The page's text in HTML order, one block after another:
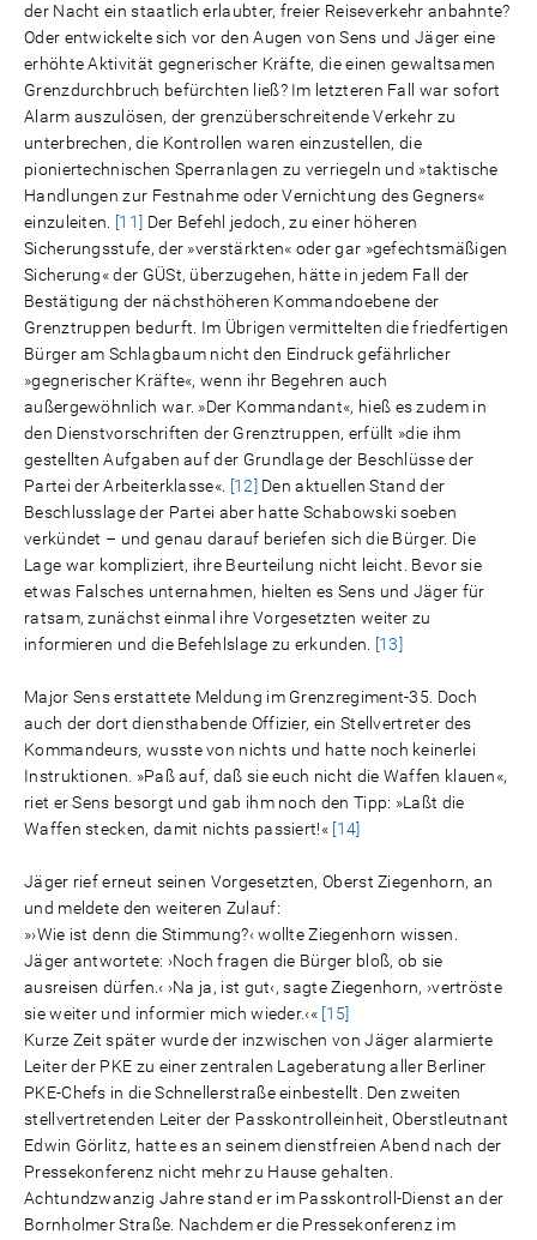
der Nacht ein staatlich erlaubter, freier Reiseverkehr anbahnte?
Oder entwickelte sich vor den Augen von Sens und Jäger eine
erhöhte Aktivität gegnerischer Kräfte, die einen gewaltsamen
Grenzdurchbruch befürchten ließ? Im letzteren Fall war sofort
Alarm auszulösen, der grenzüberschreitende Verkehr zu
unterbrechen, die Kontrollen waren einzustellen, die
pioniertechnischen Sperranlagen zu verriegeln und »taktische
Handlungen zur Festnahme oder Vernichtung des Gegners«
einzuleiten.
[11] Der Befehl jedoch, zu einer höheren
Sicherungsstufe, der »verstärkten« oder gar »gefechtsmäßigen
Sicherung« der GÜSt, überzugehen, hätte in jedem Fall der
Bestätigung der nächsthöheren Kommandoebene der
Grenztruppen bedurft. Im Übrigen vermittelten die friedfertigen
Bürger am Schlagbaum nicht den Eindruck gefährlicher
»gegnerischer Kräfte«, wenn ihr Begehren auch
außergewöhnlich war. »Der Kommandant«, hieß es zudem in
den Dienstvorschriften der Grenztruppen, erfüllt »die ihm
gestellten Aufgaben auf der Grundlage der Beschlüsse der
Partei der Arbeiterklasse«. [12] Den aktuellen Stand der
Beschlusslage der Partei aber hatte Schabowski soeben
verkündet – und genau darauf beriefen sich die Bürger. Die
Lage war kompliziert, ihre Beurteilung nicht leicht. Bevor sie
etwas Falsches unternahmen, hielten es Sens und Jäger für
ratsam, zunächst einmal ihre Vorgesetzten weiter zu
informieren und die Befehlslage zu erkunden.
[13]
Major Sens erstattete Meldung im Grenzregiment-35. Doch
auch der dort diensthabende Offizier, ein Stellvertreter des
Kommandeurs, wusste von nichts und hatte noch keinerlei
Instruktionen. »Paß auf, daß sie euch nicht die Waffen klauen«,
riet er Sens besorgt und gab ihm noch den Tipp: »Laßt die
Waffen stecken, damit nichts passiert!« [14]
Jäger rief erneut seinen Vorgesetzten, Oberst Ziegenhorn, an
und meldete den weiteren Zulauf:
»›Wie ist denn die Stimmung?‹ wollte Ziegenhorn wissen.
Jäger antwortete: ›Noch fragen die Bürger bloß, ob sie
ausreisen dürfen.‹ ›Na ja, ist gut‹, sagte Ziegenhorn, ›vertröste
sie weiter und informier mich wieder.‹« [15]
Kurze Zeit später wurde der inzwischen von Jäger alarmierte
Leiter der PKE zu einer zentralen Lageberatung aller Berliner
PKE-Chefs in die Schnellerstraße einbestellt. Den zweiten
stellvertretenden Leiter der Passkontrolleinheit, Oberstleutnant
Edwin Görlitz, hatte es an seinem dienstfreien Abend nach der
Pressekonferenz nicht mehr zu Hause gehalten.
Achtundzwanzig Jahre stand er im Passkontroll-Dienst an der
Bornholmer Straße. Nachdem er die Pressekonferenz im